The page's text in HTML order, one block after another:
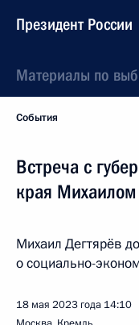
Президент России
Материалы по
События
Встреча с
края
Михаил Дегтярёв
о социально-
18 мая 2023 года 14:10